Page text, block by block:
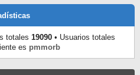
totales 19090 • Usuarios totales
es pmmorb